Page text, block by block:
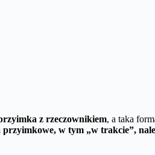
z rzeczownikiem, a taka
w tym „w trakcie”,